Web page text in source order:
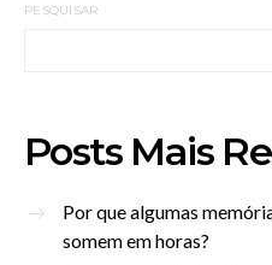
PESQUISAR
Posts Mais
Por que algumas
somem em horas?